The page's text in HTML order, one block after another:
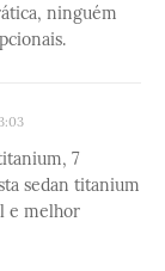
ninguém
7
sedan titanium
e melhor